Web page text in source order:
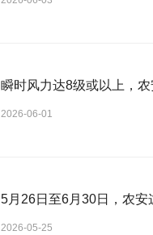
瞬时风力达8级或以上，
2026-06-01
5月26日至6月30日，农安
2026-05-25